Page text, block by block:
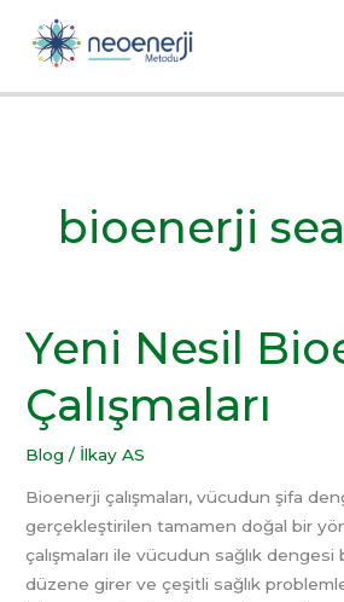
bioenerji
Yeni Nesil
Çalışmaları
Blog / İlkay AS
Bioenerji çalışmaları, vücudun şifa
gerçekleştirilen tamamen doğal bir
çalışmaları ile vücudun sağlık
düzene girer ve çeşitli sağlık
Yeni
Nesil
Bioenerji
Çalışmaları